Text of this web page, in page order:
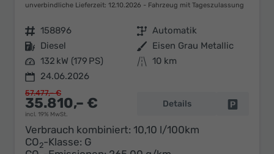
unverbindliche Lieferzeit: 12.10.2026 Fahrzeug mit Tageszulassung
Fahrzeugnr. 158896 Getriebe Automatik
Kraftstoff Diesel Außenfarbe Eisen Grau Metallic
Leistung 132 kW (179 PS) Kilometerstand 10 km
24.06.2026
35.810,– €
incl. 19% MwSt.
57.477,– €
Details
Verbrauch kombiniert: 10,10 l/100km
CO2-Klasse: G